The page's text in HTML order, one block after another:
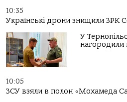
10:35
Українські дрони знищили ЗРК С-
У
нагородили
10:05
ЗСУ взяли в полон «Мохамеда